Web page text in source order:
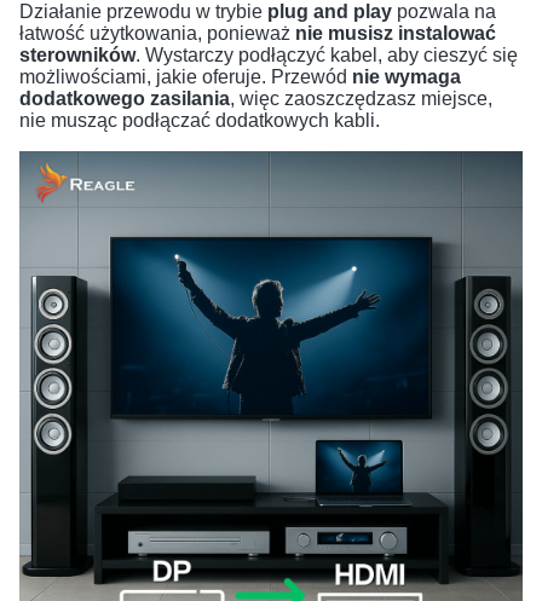
Działanie przewodu w trybie plug and play pozwala na
łatwość użytkowania, ponieważ nie musisz instalować
sterowników. Wystarczy podłączyć kabel, aby cieszyć się
możliwościami, jakie oferuje. Przewód nie wymaga
dodatkowego zasilania, więc zaoszczędzasz miejsce,
nie musząc podłączać dodatkowych kabli.